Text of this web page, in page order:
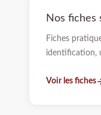
Nos fiches
Fiches
identification,
Voir les fiches